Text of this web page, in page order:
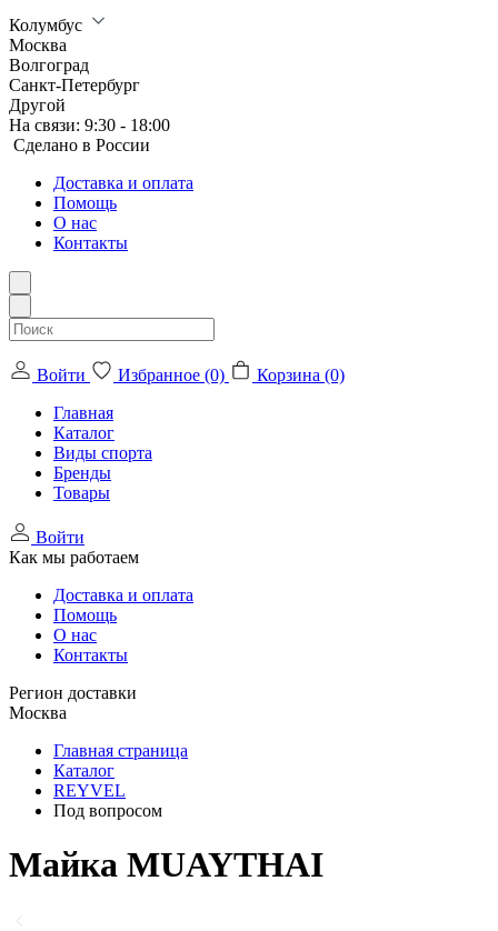
Колумбус
Москва
Волгоград
Санкт-Петербург
Другой
На связи: 9:30 - 18:00
Сделанo в России
Доставка и оплата
Помощь
О нас
Контакты
Войти Избранное (0)
Корзина (0)
Главная
Каталог
Виды спорта
Бренды
Товары
Войти
Как мы работаем
Доставка и оплата
Помощь
О нас
Контакты
Регион доставки
Москва
Главная страница
Каталог
REYVEL
Под вопросом
Майка MUAYTHAI